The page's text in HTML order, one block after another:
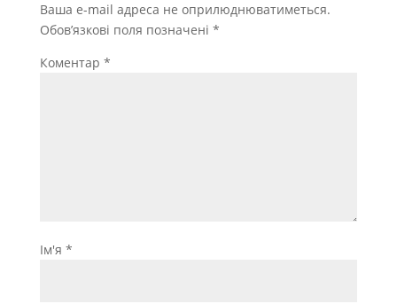
Ваша e-mail адреса не оприлюднюватиметься.
Обов’язкові поля позначені *
Коментар *
Ім'я *